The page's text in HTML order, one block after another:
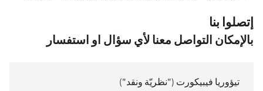
إتصلوا بنا
بالإمكان التواصل معنا لأي سؤال او استفسار
تيؤوريا فيبيكورت ("نظريّة ونقد")